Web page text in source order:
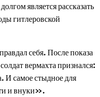
является рассказать
гитлеровской
себя. После показа
вермахта признался:
И самое стыдное для
и внуки».